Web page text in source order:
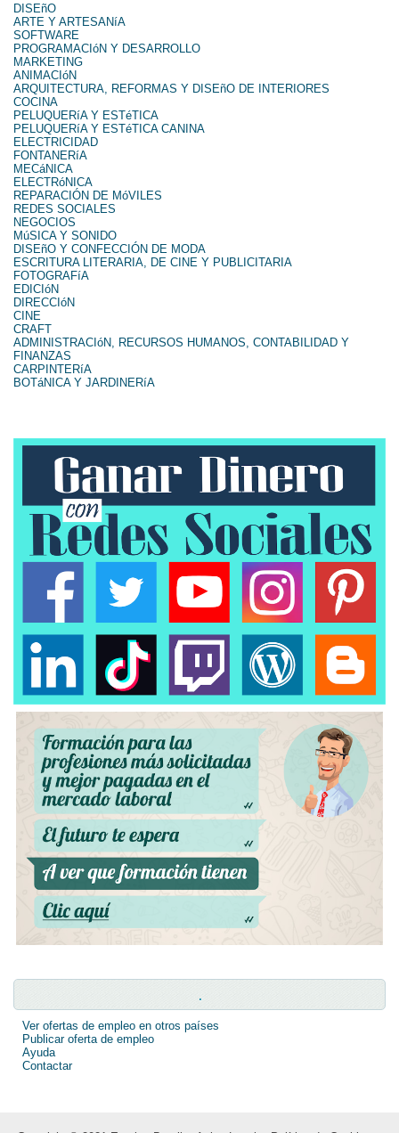
DISEñO
ARTE Y ARTESANíA
SOFTWARE
PROGRAMACIóN Y DESARROLLO
MARKETING
ANIMACIóN
ARQUITECTURA, REFORMAS Y DISEñO DE INTERIORES
COCINA
PELUQUERíA Y ESTéTICA
PELUQUERíA Y ESTéTICA CANINA
ELECTRICIDAD
FONTANERíA
MECáNICA
ELECTRóNICA
REPARACIÓN DE MóVILES
REDES SOCIALES
NEGOCIOS
MúSICA Y SONIDO
DISEñO Y CONFECCIÓN DE MODA
ESCRITURA LITERARIA, DE CINE Y PUBLICITARIA
FOTOGRAFíA
EDICIóN
DIRECCIóN
CINE
CRAFT
ADMINISTRACIóN, RECURSOS HUMANOS, CONTABILIDAD Y
FINANZAS
CARPINTERíA
BOTáNICA Y JARDINERíA
.
Ver ofertas de empleo en otros países
Publicar oferta de empleo
Ayuda
Contactar